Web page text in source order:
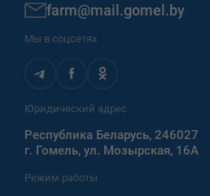
farm@mail.gomel.by
Мы в соцсетях
Юридический адрес
Республика Беларусь, 246027
г. Гомель, ул. Мозырская, 16А
Режим работы